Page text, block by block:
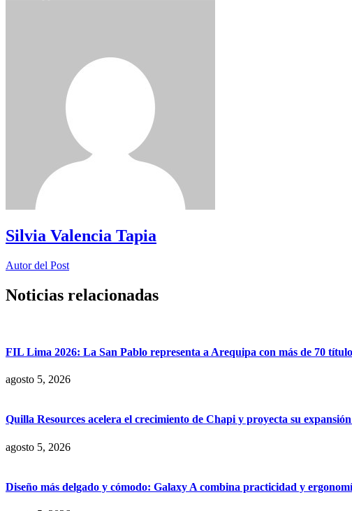
Silvia Valencia Tapia
Autor del Post
Noticias relacionadas
FIL Lima 2026: La San Pablo representa a Arequipa con más de 70
agosto 5, 2026
Quilla Resources acelera el crecimiento de Chapi y proyecta su
agosto 5, 2026
Diseño más delgado y cómodo: Galaxy A combina practicidad y